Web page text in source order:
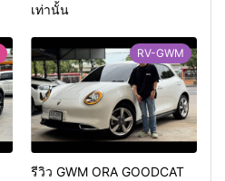
เท่านั้น
RV-GWM
รีวิว GWM ORA GOODCAT